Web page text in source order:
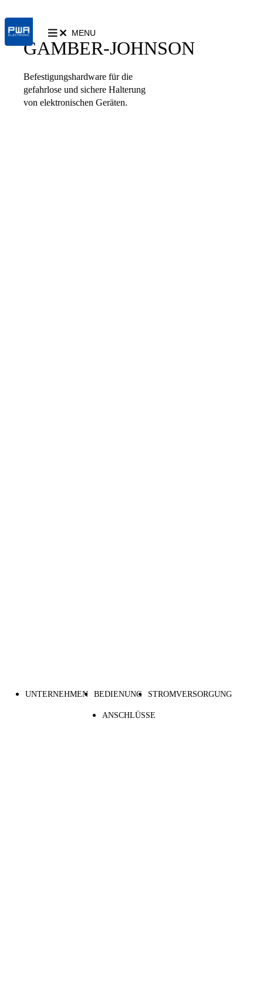
MENU
GAMBER-JOHNSON
Befestigungshardware für die
gefahrlose und sichere Halterung
von elektronischen Geräten.
UNTERNEHMEN BEDIENUNG STROMVERSORGUNG
ANSCHLÜSSE